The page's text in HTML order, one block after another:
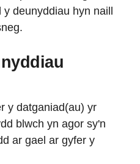
deunyddiau hyn naill
y datganiad(au) yr
blwch yn agor sy'n
ar gael ar gyfer y